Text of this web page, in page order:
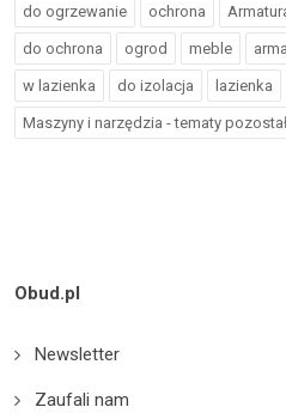
do ogrzewanie ochrona
do ochrona ogrod meble
w lazienka do izolacja lazienka
Maszyny i narzędzia - tematy
Obud.pl
Newsletter
Zaufali nam